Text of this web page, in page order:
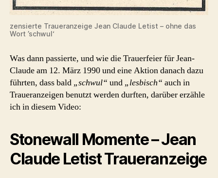
zensierte Traueranzeige Jean Claude Letist – ohne das
Wort ’schwul‘
Was dann passierte, und wie die Trauerfeier für Jean-
Claude am 12. März 1990 und eine Aktion danach dazu
führten, dass bald „schwul“ und „lesbisch“ auch in
Traueranzeigen benutzt werden durften, darüber erzähle
ich in diesem Video:
Stonewall Momente – Jean
Claude Letist Traueranzeige